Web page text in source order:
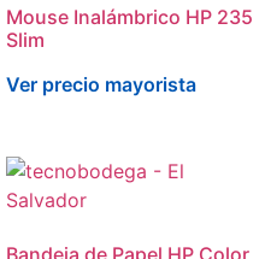
Mouse Inalámbrico HP 235
Slim
Ver precio mayorista
Bandeja de Papel HP Color